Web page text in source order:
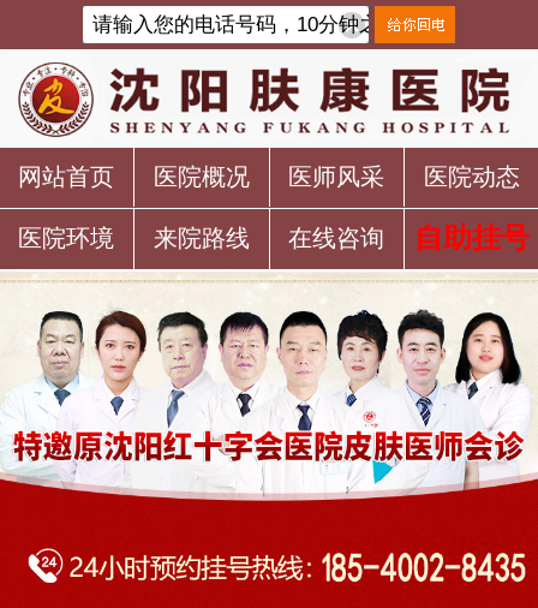
网站首页 医院概况 医师风采 医院动态
医院环境 来院路线 在线咨询 自助挂号